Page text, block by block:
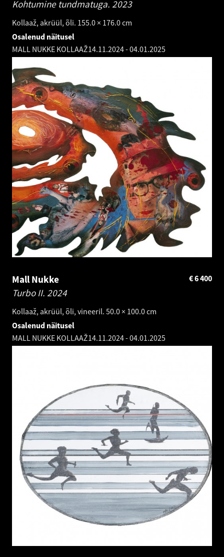
Kohtumine tundmatuga. 2023
Kollaaž, akrüül, õli. 155.0 × 176.0 cm
Osalenud näitusel
MALL NUKKE KOLLAAŽ14.11.2024-04.01.2025
Mall Nukke
Turbo II. 2024
Kollaaž, akrüül, õli, vineeril. 50.0 × 100.0 cm
6 400
€
Osalenud näitusel
MALL NUKKE KOLLAAŽ14.11.2024-04.01.2025